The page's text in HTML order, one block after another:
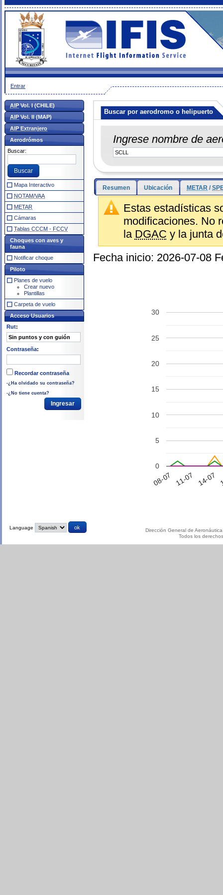
Entrar
Buscar por aerodromo o helipuerto
Ingrese nombre de
Resumen Ubicación METAR /
Estas estadísticas
modificaciones. No
la DGAC y la junta
Fecha inicio: 2026-07-08
08-07 11-07 14-07
0
5
10
15
20
25
30
AIPVol. I (CHILE)
AIPVol. II (MAP)
AIP Extranjero
Aerodrómos
Buscar:
Mapa Interactivo
NOTAM/VAA
METAR
Cámaras
Tablas CCCM - FCCV
Choques con aves y
fauna
Notificar choque
Piloto
Planes de vuelo
Crear nuevo
Plantillas
Carpeta de vuelo
Acceso Usuarios
Rut:
Contraseña:
Recordar contraseña
-¿Ha olvidado su contraseña?
-¿No tiene cuenta?
Language
Dirección General de
Todos los